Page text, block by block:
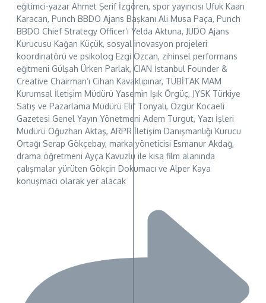
eğitimci-yazar Ahmet Şerif İzgören, spor yayıncısı Ufuk Kaan
Karacan, Punch BBDO Ajans Başkanı Ali Musa Paça, Punch
BBDO Chief Strategy Officer’ı Yelda Aktuna, JUDO Ajans
Kurucusu Kağan Küçük, sosyal inovasyon projeleri
koordinatörü ve psikolog Ezgi Özcan, zihinsel performans
eğitmeni Gülşah Ürken Parlak, CIAN İstanbul Founder &
Creative Chairman’ı Cihan Kavaklıpınar, TÜBİTAK MAM
Kurumsal İletişim Müdürü Yasemin Işık Örgüç, JYSK Türkiye
Satış ve Pazarlama Müdürü Elif Tonyalı, Özgür Kocaeli
Gazetesi Genel Yayın Yönetmeni Adem Turgut, Yazı İşleri
Müdürü Oğuzhan Aktaş, ARPR İletişim Danışmanlığı Kurucu
Ortağı Serap Gökçebay, marka yöneticisi Esmanur Akdağ,
drama öğretmeni Ayça Kavuzlu ile kısa film alanında
çalışmalar yürüten Gökçin Dokumacı ve Alper Kaya
konuşmacı olarak yer alacak